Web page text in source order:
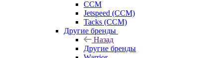
CCM
Jetspeed (CCM)
Tacks (CCM)
Другие бренды
Назад
Другие бренды